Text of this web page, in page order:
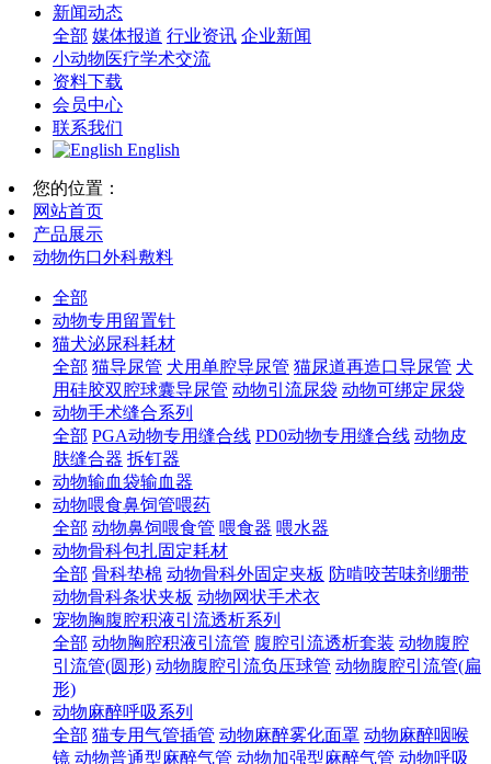
新闻动态
全部 媒体报道 行业资讯 企业新闻
小动物医疗学术交流
资料下载
会员中心
联系我们
English
您的位置：
网站首页
产品展示
动物伤口外科敷料
全部
动物专用留置针
猫犬泌尿科耗材
全部 猫导尿管 犬用单腔导尿管 猫尿道再造口导尿管 犬
用硅胶双腔球囊导尿管 动物引流尿袋 动物可绑定尿袋
动物手术缝合系列
全部 PGA动物专用缝合线 PD0动物专用缝合线 动物皮
肤缝合器 拆钉器
动物输血袋输血器
动物喂食鼻饲管喂药
全部 动物鼻饲喂食管 喂食器 喂水器
动物骨科包扎固定耗材
全部 骨科垫棉 动物骨科外固定夹板 防啃咬苦味剂绷带
动物骨科条状夹板 动物网状手术衣
宠物胸腹腔积液引流透析系列
全部 动物胸腔积液引流管 腹腔引流透析套装 动物腹腔
引流管(圆形) 动物腹腔引流负压球管 动物腹腔引流管(扁
形)
动物麻醉呼吸系列
全部 猫专用气管插管 动物麻醉雾化面罩 动物麻醉咽喉
镜 动物普通型麻醉气管 动物加强型麻醉气管 动物呼吸